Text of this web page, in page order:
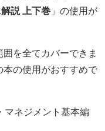
説 上下巻 」の使用が
囲を全てカバーできま
の使用がおすすめで
マネジメント基本編